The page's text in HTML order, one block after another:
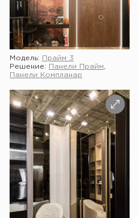
Модель:
Прайм 3
Решение:
Панели Прайм
Панели Компланар